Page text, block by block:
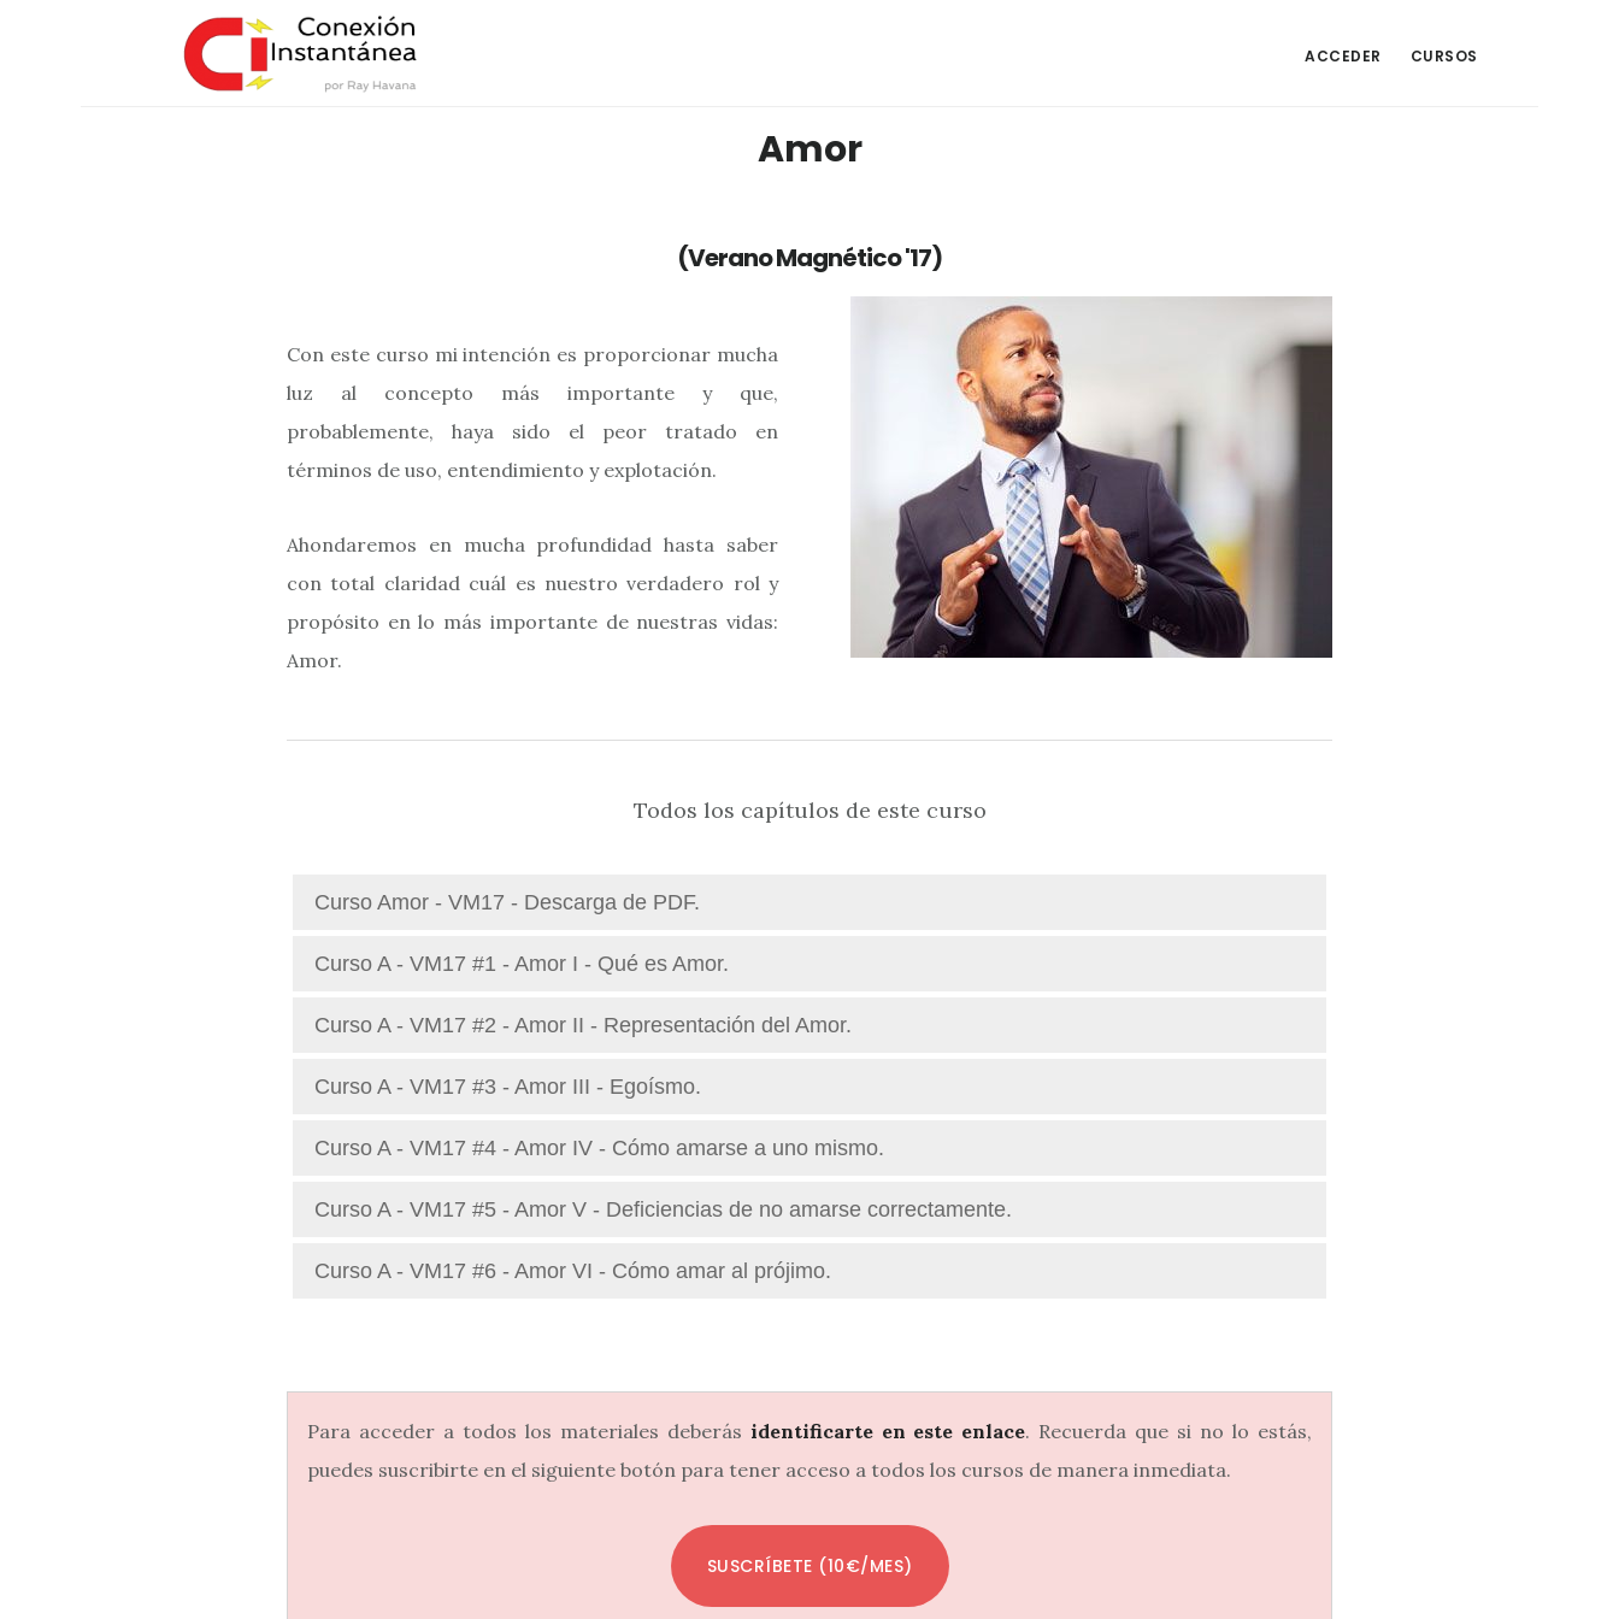
ACCEDER CURSOS
Amor
(Verano Magnético '17)
Con este curso mi intención es proporcionar mucha
luz al concepto más importante y que,
probablemente, haya sido el peor tratado en
términos de uso, entendimiento y explotación.
Ahondaremos en mucha profundidad hasta saber
con total claridad cuál es nuestro verdadero rol y
propósito en lo más importante de nuestras vidas:
Amor.
Todos los capítulos de este curso
Curso Amor - VM17 - Descarga de PDF.
Curso A - VM17 #1 - Amor I - Qué es Amor.
Curso A - VM17 #2 - Amor II - Representación del Amor.
Curso A - VM17 #3 - Amor III - Egoísmo.
Curso A - VM17 #4 - Amor IV - Cómo amarse a uno mismo.
Curso A - VM17 #5 - Amor V - Deficiencias de no amarse correctamente.
Curso A - VM17 #6 - Amor VI - Cómo amar al prójimo.
Para acceder a todos los materiales deberás identificarte en este enlace. Recuerda que si no lo estás,
puedes suscribirte en el siguiente botón para tener acceso a todos los cursos de manera inmediata.
SUSCRÍBETE (10€/MES)